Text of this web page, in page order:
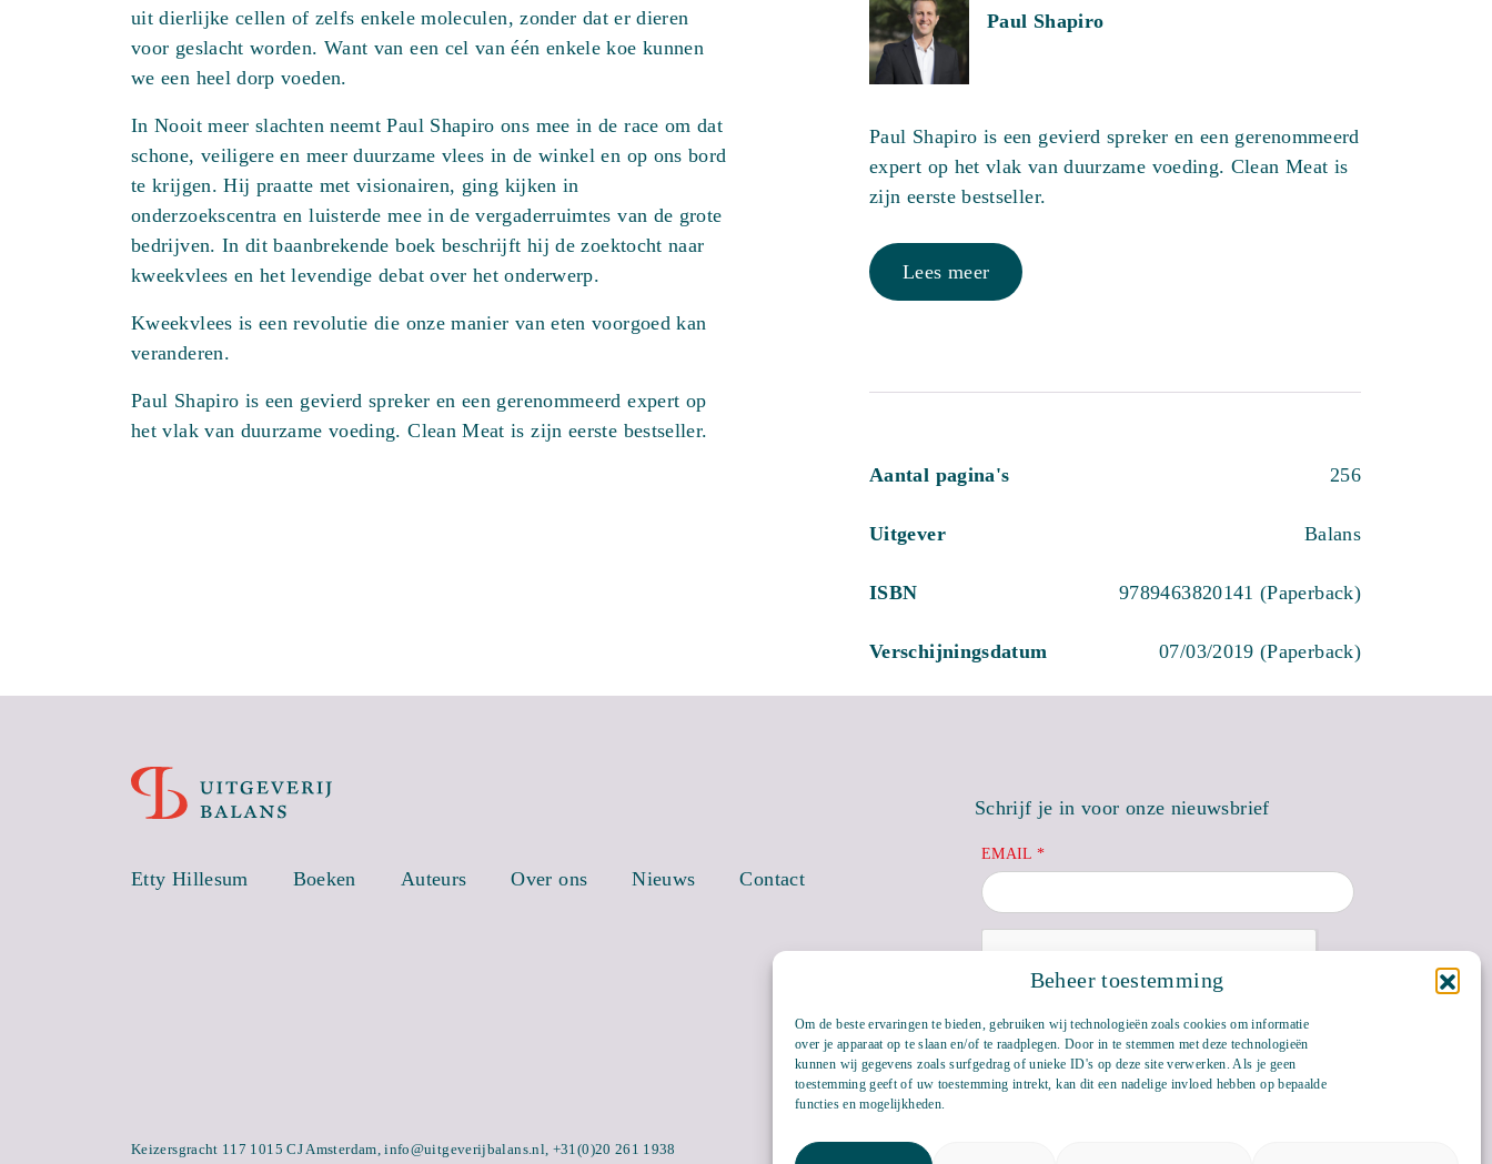
Beheer toestemming
Om de beste ervaringen te bieden, gebruiken wij technologieën zoals cookies om informatie
over je apparaat op te slaan en/of te raadplegen. Door in te stemmen met deze technologieën
kunnen wij gegevens zoals surfgedrag of unieke ID's op deze site verwerken. Als je geen
toestemming geeft of uw toestemming intrekt, kan dit een nadelige invloed hebben op bepaalde
functies en mogelijkheden.
uit dierlijke cellen of zelfs enkele moleculen, zonder dat er dieren
voor geslacht worden. Want van een cel van één enkele koe kunnen
we een heel dorp voeden.
In Nooit meer slachten neemt Paul Shapiro ons mee in de race om dat
schone, veiligere en meer duurzame vlees in de winkel en op ons bord
te krijgen. Hij praatte met visionairen, ging kijken in
onderzoekscentra en luisterde mee in de vergaderruimtes van de grote
bedrijven. In dit baanbrekende boek beschrijft hij de zoektocht naar
kweekvlees en het levendige debat over het onderwerp.
Kweekvlees is een revolutie die onze manier van eten voorgoed kan
veranderen.
Paul Shapiro is een gevierd spreker en een gerenommeerd expert op
het vlak van duurzame voeding. Clean Meat is zijn eerste bestseller.
Paul Shapiro
Paul Shapiro is een gevierd spreker en een gerenommeerd
expert op het vlak van duurzame voeding. Clean Meat is
zijn eerste bestseller.
Lees meer
Aantal pagina's 256
Uitgever Balans
ISBN 9789463820141 (Paperback)
Verschijningsdatum 07/03/2019 (Paperback)
Etty Hillesum Boeken Auteurs Over ons Nieuws Contact
Schrijf je in voor onze nieuwsbrief
EMAIL *
Keizersgracht 117 1015 CJ Amsterdam,info@uitgeverijbalans.nl +31(0)20 261 1938